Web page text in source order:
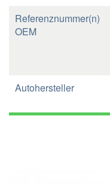
Referenznummer(n)
OEM
Autohersteller